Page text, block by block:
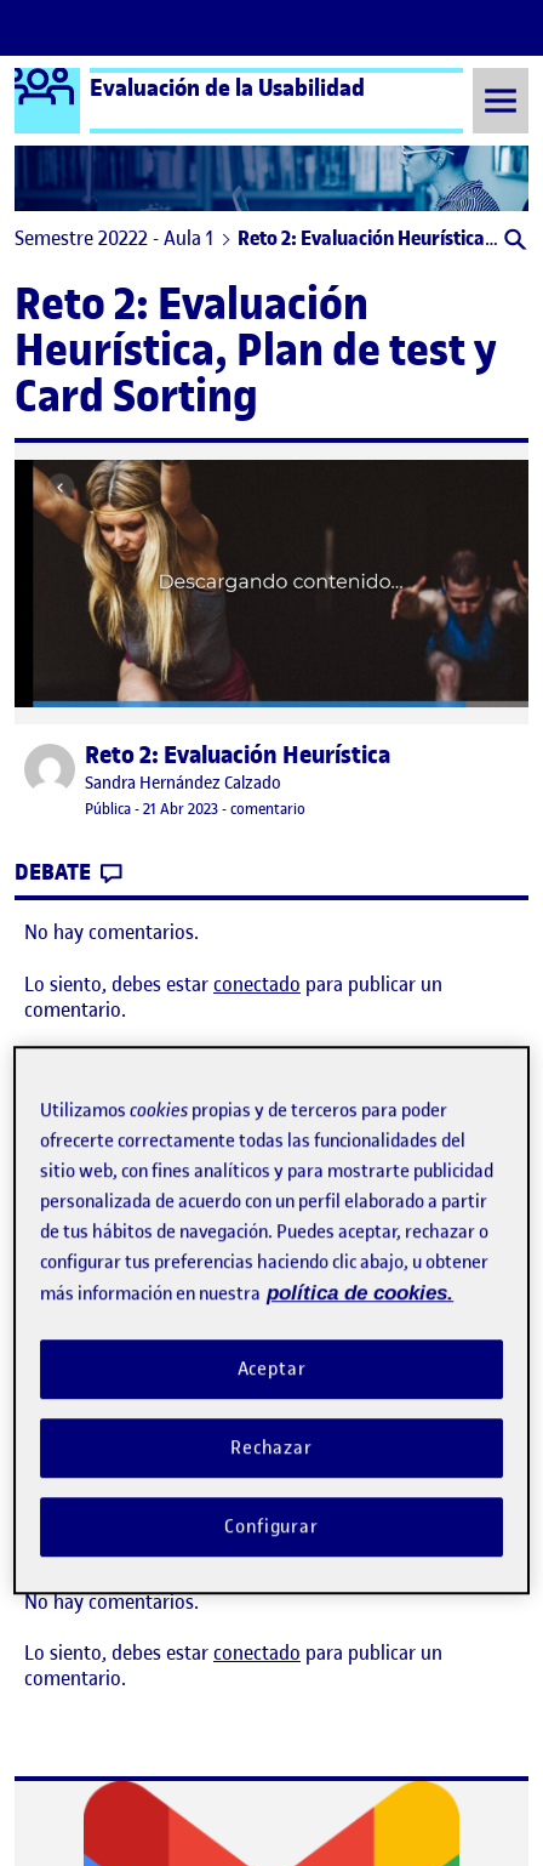
Saltar al contenido
Logo Ágora
Evaluación de la Usabilidad
Semestre 20222 - Aula 1 Reto 2: Evaluación Heurística, Plan de test y Card Sorting
Reto 2: Evaluación
Heurística, Plan de test y
Card Sorting
Publicado porReto 2: Evaluación Heurística
Publicado por
Sandra Hernández Calzado
Visibilidad:
Pública-Fecha de publicación
21 Abr 202321 abril, 2023 11:06 pm
-comentario
DEBATE
No hay comentarios.
Lo siento, debes estarconectado para publicar un
comentario.
Publicado porPEC 2: EVALUACIÓN HEURÍSTICA
Fabio Castellano Tuesca
Visibilidad:
Pública-Fecha de publicación
21 Abr 20238 mayo, 2023 5:33 pm
-comentarioen PEC 2: EVALUACIÓN HEURÍSTICA
CONTRIBUTION
EN PEC 2: EVALUACIÓN HEURÍSTICA
No hay comentarios.
Lo siento, debes estarconectado para publicar un
comentario.
Utilizamoscookies propias y de terceros para poder
ofrecerte correctamente todas las funcionalidades del
sitio web, con fines analíticos y para mostrarte publicidad
personalizada de acuerdo con un perfil elaborado a partir
de tus hábitos de navegación. Puedes aceptar, rechazar o
configurar tus preferencias haciendo clic abajo, u obtener
más información en nuestra política de cookies.
Rechazar
Aceptar
Configurar